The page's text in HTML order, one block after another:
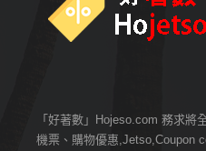
「好著數」Hojeso.com 務求將
機票、購物優惠,Jetso,Coupon